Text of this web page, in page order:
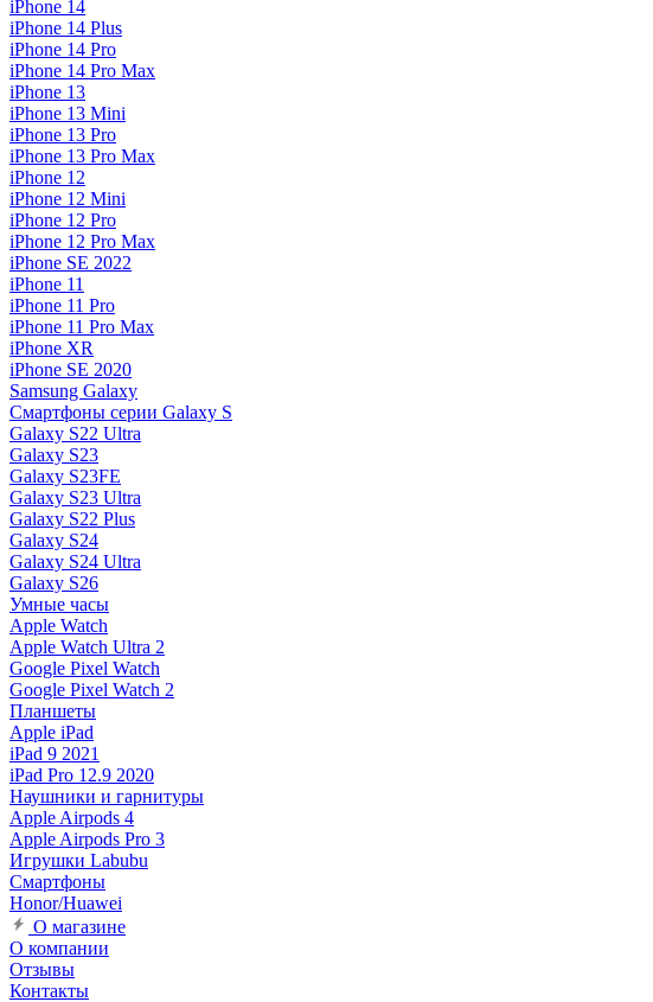
iPhone 14
iPhone 14 Plus
iPhone 14 Pro
iPhone 14 Pro Max
iPhone 13
iPhone 13 Mini
iPhone 13 Pro
iPhone 13 Pro Max
iPhone 12
iPhone 12 Mini
iPhone 12 Pro
iPhone 12 Pro Max
iPhone SE 2022
iPhone 11
iPhone 11 Pro
iPhone 11 Pro Max
iPhone XR
iPhone SE 2020
Samsung Galaxy
Смартфоны серии Galaxy S
Galaxy S22 Ultra
Galaxy S23
Galaxy S23FE
Galaxy S23 Ultra
Galaxy S22 Plus
Galaxy S24
Galaxy S24 Ultra
Galaxy S26
Умные часы
Apple Watch
Apple Watch Ultra 2
Google Pixel Watch
Google Pixel Watch 2
Планшеты
Apple iPad
iPad 9 2021
iPad Pro 12.9 2020
Наушники и гарнитуры
Apple Airpods 4
Apple Airpods Pro 3
Игрушки Labubu
Смартфоны
Honor/Huawei
О магазине
О компании
Отзывы
Контакты